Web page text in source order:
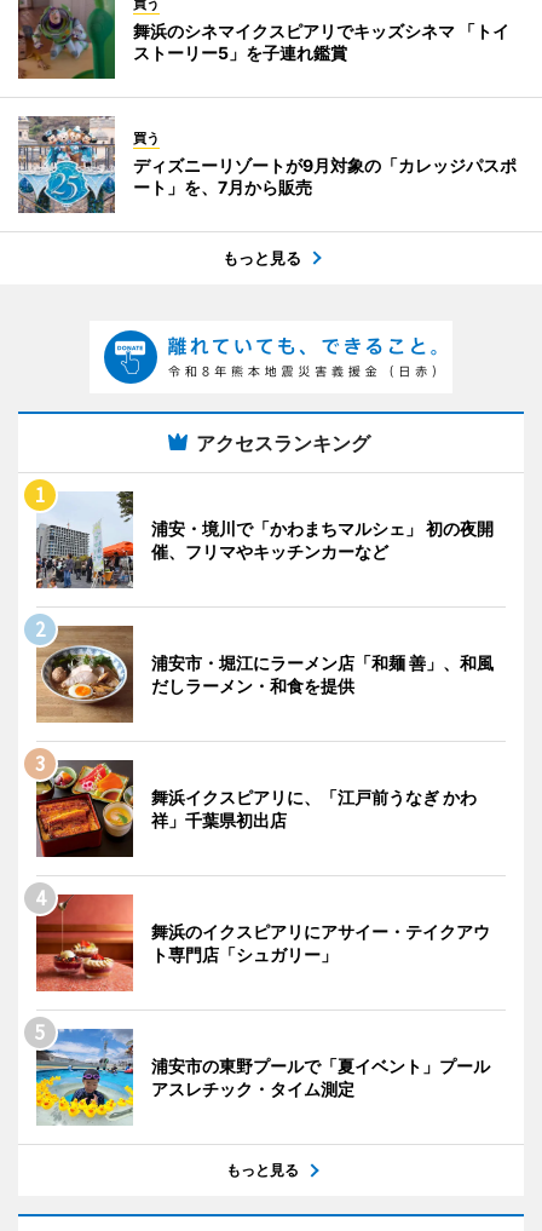
買う
舞浜のシネマイクスピアリでキッズシネマ 「トイ
ストーリー5」を子連れ鑑賞
買う
ディズニーリゾートが9月対象の「カレッジパスポ
ート」を、7月から販売
もっと見る
アクセスランキング
浦安・境川で「かわまちマルシェ」 初の夜開
催、フリマやキッチンカーなど
浦安市・堀江にラーメン店「和麺 善」、和風
だしラーメン・和食を提供
舞浜イクスピアリに、「江戸前うなぎ かわ
祥」千葉県初出店
舞浜のイクスピアリにアサイー・テイクアウ
ト専門店「シュガリー」
浦安市の東野プールで「夏イベント」プール
アスレチック・タイム測定
もっと見る